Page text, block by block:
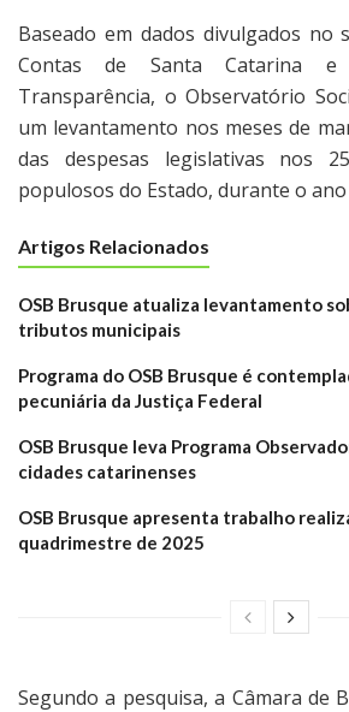
Baseado em dados divulgados no
Contas de Santa Catarina
Transparência, o Observatório
um levantamento nos meses de
das despesas legislativas nos
populosos do Estado, durante o ano
Artigos Relacionados
OSB Brusque atualiza levantamento
tributos municipais
Programa do OSB Brusque é
pecuniária da Justiça Federal
OSB Brusque leva Programa
cidades catarinenses
OSB Brusque apresenta trabalho
quadrimestre de 2025
Segundo a pesquisa, a Câmara de